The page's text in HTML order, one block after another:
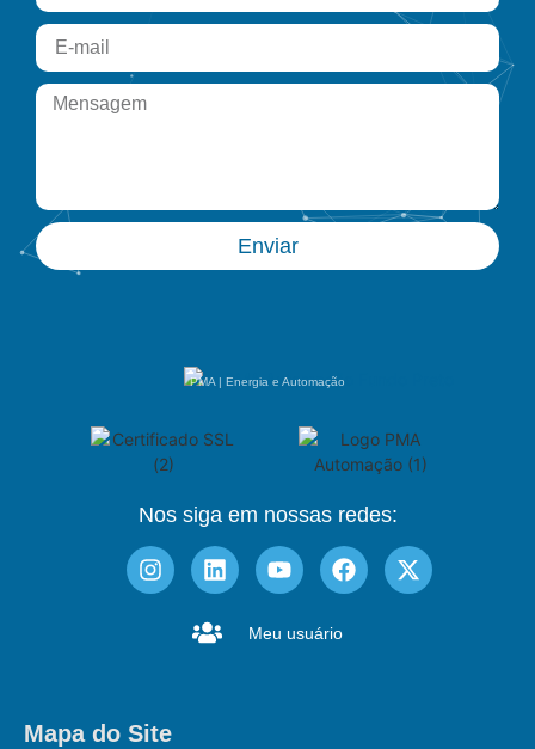
Enviar
PMA | Energia e Automação
Nos siga em nossas redes:
Meu usuário
Mapa do Site